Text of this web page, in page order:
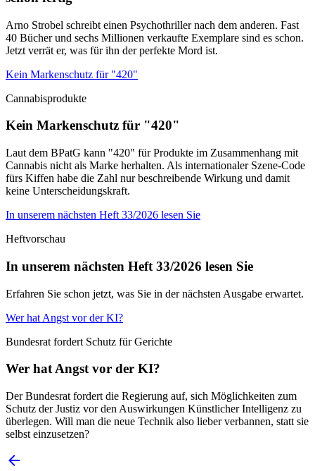
Arno Strobel schreibt einen Psychothriller nach dem anderen. Fast
40 Bücher und sechs Millionen verkaufte Exemplare sind es schon.
Jetzt verrät er, was für ihn der perfekte Mord ist.
Kein Markenschutz für "420"
Cannabisprodukte
Kein Markenschutz für "420"
Laut dem BPatG kann "420" für Produkte im Zusammenhang mit
Cannabis nicht als Marke herhalten. Als internationaler Szene-Code
fürs Kiffen habe die Zahl nur beschreibende Wirkung und damit
keine Unterscheidungskraft.
In unserem nächsten Heft 33/2026 lesen Sie
Heftvorschau
In unserem nächsten Heft 33/2026 lesen Sie
Erfahren Sie schon jetzt, was Sie in der nächsten Ausgabe erwartet.
Wer hat Angst vor der KI?
Bundesrat fordert Schutz für Gerichte
Wer hat Angst vor der KI?
Der Bundesrat fordert die Regierung auf, sich Möglichkeiten zum
Schutz der Justiz vor den Auswirkungen Künstlicher Intelligenz zu
überlegen. Will man die neue Technik also lieber verbannen, statt sie
selbst einzusetzen?